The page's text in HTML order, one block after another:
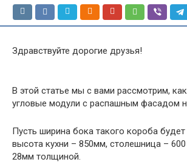
Здравствуйте дорогие друзья!
В этой статье мы с вами рассмотрим, как
угловые модули с распашным фасадом
Пусть ширина бока такого короба
высота кухни – 850мм, столешница –
28мм толщиной.